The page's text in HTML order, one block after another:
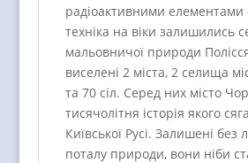
радіоактивними елементами
техніка на віки залишились
мальовничої природи
виселені 2 міста, 2 селища
та 70 сіл. Серед них місто
тисячолітня історія якого
Київської Русі. Залишені без
поталу природи, вони ніби